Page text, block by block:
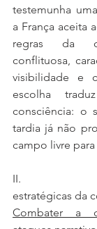
testemunha
a França aceita
regras da
conflituosa,
visibilidade e
escolha
consciência: o
tardia já não
campo livre para
II.
estratégicas da
Combater a